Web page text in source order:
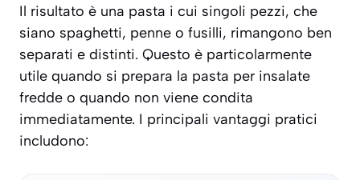
Il risultato è una pasta i cui singoli pezzi, che
siano spaghetti, penne o fusilli, rimangono ben
separati e distinti. Questo è particolarmente
utile quando si prepara la pasta per insalate
fredde o quando non viene condita
immediatamente. I principali vantaggi pratici
includono: